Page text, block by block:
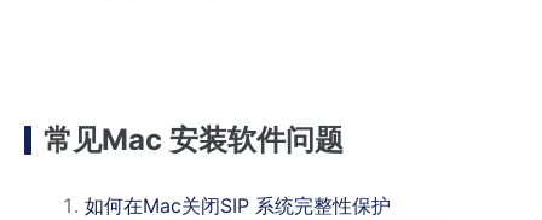
常见Mac 安装软件问题
如何在Mac关闭SIP 系统完整性保护